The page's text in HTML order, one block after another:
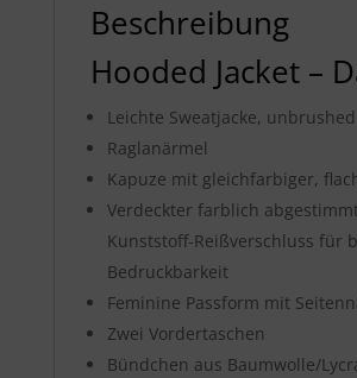
Beschreibung
Hooded Jacket –
Leichte Sweatjacke, unbrushed
Raglanärmel
Kapuze mit gleichfarbiger,
Verdeckter farblich
Kunststoff-Reißverschluss für
Bedruckbarkeit
Feminine Passform mit
Zwei Vordertaschen
Bündchen aus Baumwolle/